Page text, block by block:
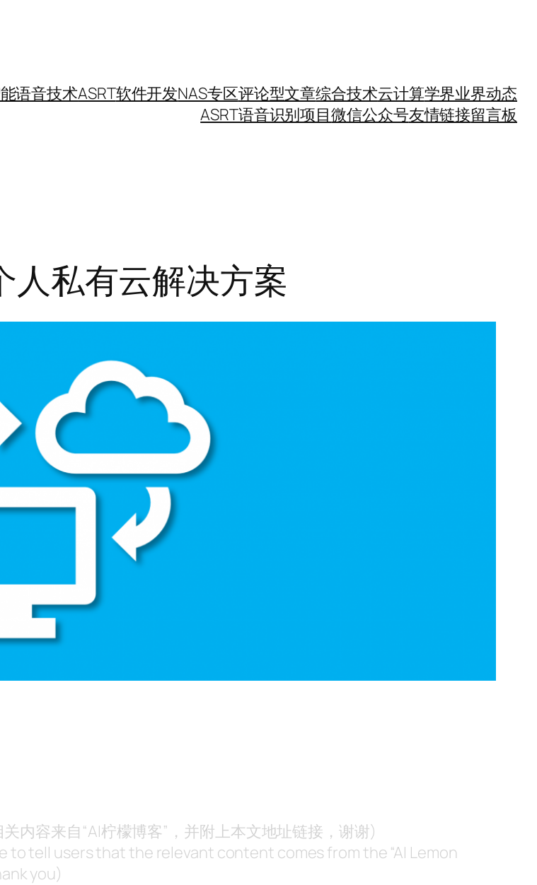
语音技术ASRT软件开发NAS专区评论型文章综合技术云计算学界业界动态
ASRT语音识别项目微信公众号友情链接留言板
人私有云解决方案
内容来自“AI柠檬博客”，并附上本文地址链接，谢谢)
to tell users that the relevant content comes from the “AI Lemon
you)